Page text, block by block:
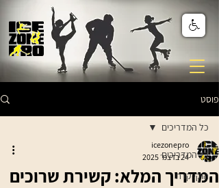
פוסט
כל המדריכים
הוקי קרח
כל המדריכים
המדריך המלא: קשירת שרוכים
icezonepro
24 בדצמ׳ 2025